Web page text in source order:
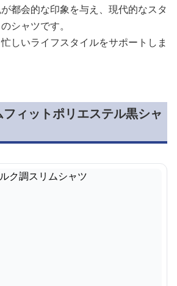
都会的な印象を与え、現代的なスタ
シャツです。
しいライフスタイルをサポートしま
ィットポリエステル黒シャ